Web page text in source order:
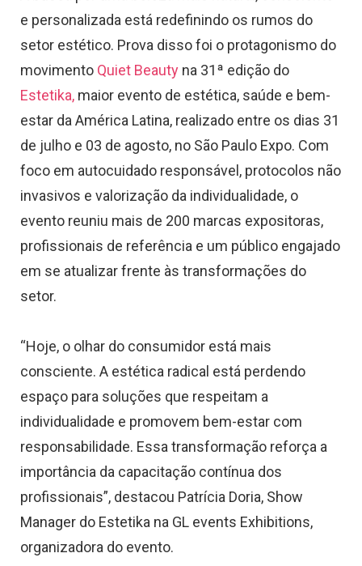
e personalizada está redefinindo os rumos do
setor estético. Prova disso foi o protagonismo do
movimento Quiet Beauty na 31ª edição do
Estetika, maior evento de estética, saúde e bem-
estar da América Latina, realizado entre os dias 31
de julho e 03 de agosto, no São Paulo Expo. Com
foco em autocuidado responsável, protocolos não
invasivos e valorização da individualidade, o
evento reuniu mais de 200 marcas expositoras,
profissionais de referência e um público engajado
em se atualizar frente às transformações do
setor.
“Hoje, o olhar do consumidor está mais
consciente. A estética radical está perdendo
espaço para soluções que respeitam a
individualidade e promovem bem-estar com
responsabilidade. Essa transformação reforça a
importância da capacitação contínua dos
profissionais”, destacou Patrícia Doria, Show
Manager do Estetika na GL events Exhibitions,
organizadora do evento.